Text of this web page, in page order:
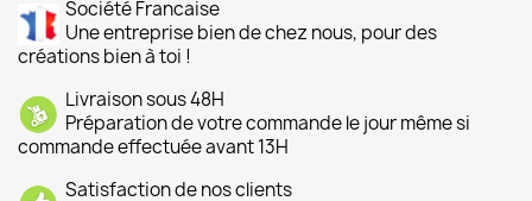
Société Francaise
Une entreprise bien de chez nous, pour des
créations bien à toi !
Livraison sous 48H
Préparation de votre commande le jour même si
commande effectuée avant 13H
Satisfaction de nos clients